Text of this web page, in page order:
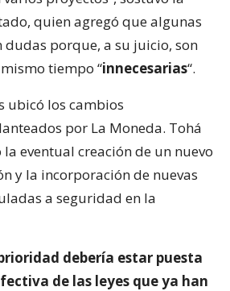
quien agregó que algunas
dudas porque, a su juicio, son
mismo tiempo “innecesarias“.
ubicó los cambios
por La Moneda. Tohá
eventual creación de un nuevo
y la incorporación de nuevas
a seguridad en la
debería estar puesta
de las leyes que ya han